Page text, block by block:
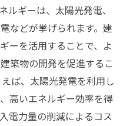
ルギーは、太陽光発電、
などが挙げられます。建
ーを活用することで、よ
築物の開発を促進するこ
ば、太陽光発電を利用し
高いエネルギー効率を得
電力量の削減によるコス